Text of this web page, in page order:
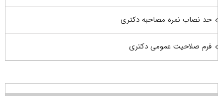
حد نصاب نمره مصاحبه دکتری
فرم صلاحیت عمومی دکتری